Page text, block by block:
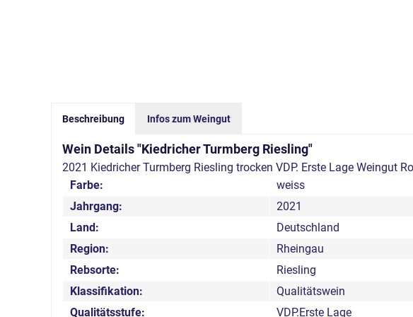
Beschreibung Infos zum Weingut
Wein Details "Kiedricher Turmberg Riesling"
2021 Kiedricher Turmberg Riesling trocken VDP. Erste Lage Weingut
Farbe:
weiss
Jahrgang:
2021
Land:
Deutschland
Region:
Rheingau
Rebsorte:
Riesling
Klassifikation:
Qualitätswein
Qualitätsstufe:
VDP.Erste Lage